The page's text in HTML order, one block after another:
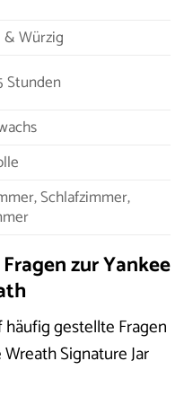
Würzig
Stunden
Schlafzimmer,
zur Yankee
gestellte Fragen
Signature Jar